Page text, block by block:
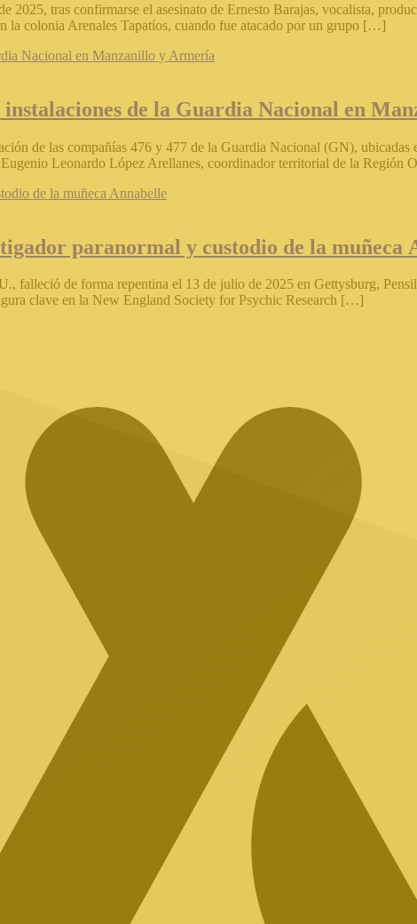
2025, tras confirmarse el asesinato de Ernesto Barajas, vocalista,
la colonia Arenales Tapatíos, cuando fue atacado por un grupo […]
de la Guardia Nacional en
de las compañías 476 y 477 de la Guardia Nacional (GN),
Leonardo López Arellanes, coordinador territorial de la Región
paranormal y custodio de la muñeca
falleció de forma repentina el 13 de julio de 2025 en Gettysburg,
clave en la New England Society for Psychic Research […]